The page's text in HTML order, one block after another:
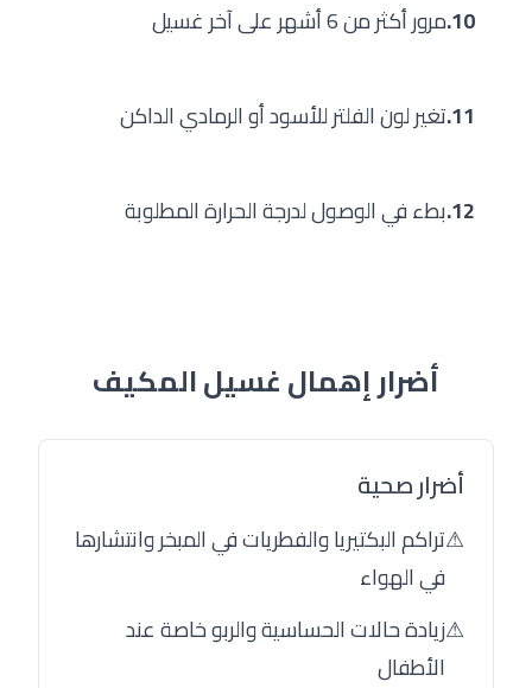
10.مرور أكثر من 6 أشهر على آخر غسيل
11.تغير لون الفلتر للأسود أو الرمادي الداكن
12. بطء في الوصول لدرجة الحرارة المطلوبة
أضرار إهمال غسيل المكيف
أضرار صحية
⚠تراكم البكتيريا والفطريات في المبخر وانتشارها
في الهواء
⚠زيادة حالات الحساسية والربو خاصة عند
الأطفال